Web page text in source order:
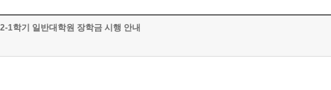
1학기 일반대학원 장학금 시행 안내